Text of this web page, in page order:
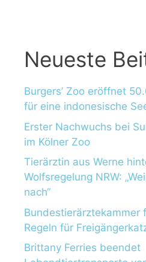
Neueste
Burgers’ Zoo eröffnet
für eine indonesische
Erster Nachwuchs bei
im Kölner Zoo
Tierärztin aus Werne
Wolfsregelung NRW:
nach“
Regeln für
Brittany Ferries beendet